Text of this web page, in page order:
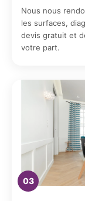
Nous nous
les surfaces,
devis gratuit et
votre part.
03